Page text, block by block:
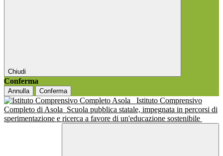
Chiudi
Conferma
Annulla Conferma
Istituto Comprensivo
Completo di Asola Scuola pubblica statale, impegnata in percorsi di
sperimentazione e ricerca a favore di un'educazione sostenibile